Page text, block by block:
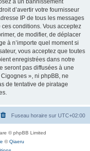
à un bannissement
d’avertir votre fournisseur
IP de tous les messages
conditions. Vous acceptez
de modifier, de déplacer
à n’importe quel moment si
vous acceptez que toutes
enregistrées dans notre
seront pas diffusées à une
», ni phpBB, ne
de tentative de piratage
Fuseau horaire sur UTC+02:00
© phpBB Limited
©Qiaeru